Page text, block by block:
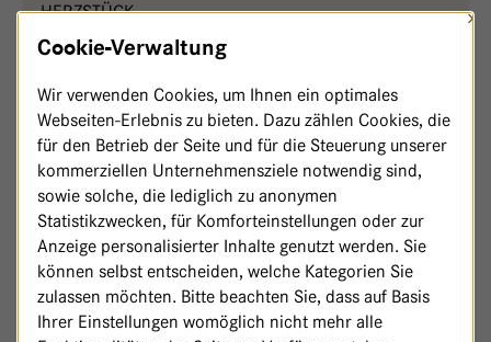
HERZSTÜCK -
HAUPTHAUS
Cookie-Verwaltung
×
Wir verwenden Cookies, um Ihnen ein optimales
Webseiten-Erlebnis zu bieten. Dazu zählen Cookies, die
für den Betrieb der Seite und für die Steuerung unserer
kommerziellen Unternehmensziele notwendig sind,
sowie solche, die lediglich zu anonymen
Statistikzwecken, für Komforteinstellungen oder zur
Anzeige personalisierter Inhalte genutzt werden. Sie
können selbst entscheiden, welche Kategorien Sie
zulassen möchten. Bitte beachten Sie, dass auf Basis
Ihrer Einstellungen womöglich nicht mehr alle